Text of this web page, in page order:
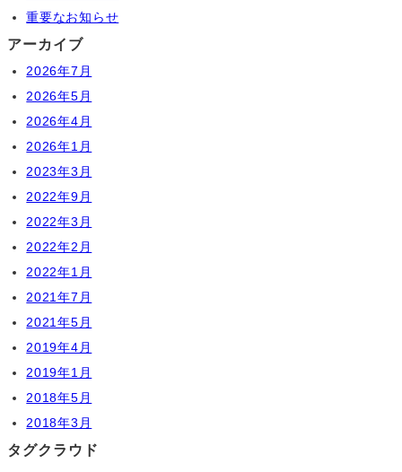
重要なお知らせ
アーカイブ
2026年7月
2026年5月
2026年4月
2026年1月
2023年3月
2022年9月
2022年3月
2022年2月
2022年1月
2021年7月
2021年5月
2019年4月
2019年1月
2018年5月
2018年3月
タグクラウド